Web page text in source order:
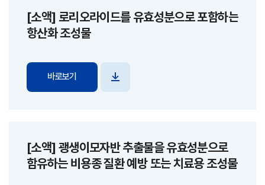
[소액] 로리오라이드를 유효성분으로 포함하는
항산화 조성물
바로보기
파일
[소액] 괭생이모자반 추출물을 유효성분으로
함유하는 비용종 질환 예방 또는 치료용 조성물